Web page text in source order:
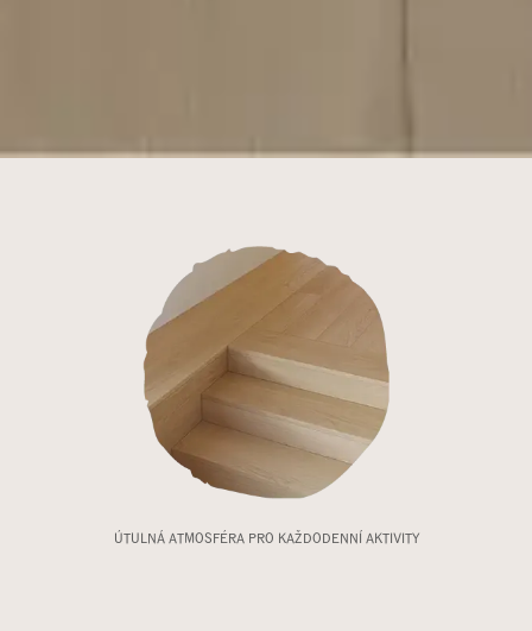
ÚTULNÁ ATMOSFÉRA PRO KAŽDODENNÍ AKTIVITY